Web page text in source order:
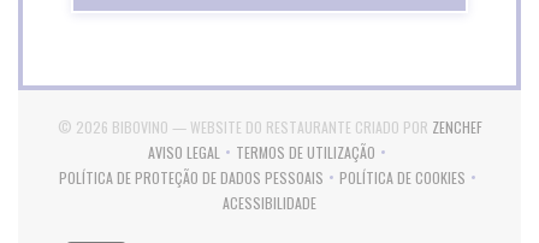
© 2026 BIBOVINO — WEBSITE DO RESTAURANTE CRIADO POR ZENCHEF((ABRE
AVISO LEGAL
((ABRE NUMA NOVA JANELA))
TERMOS DE UTILIZAÇÃO
((ABRE NUMA NOVA JANELA))
POLÍTICA DE PROTEÇÃO DE DADOS PESSOAIS
((ABRE NUMA NOVA JANELA))
POLÍTICA DE COOKIES
((ABRE NUMA NOVA
ACESSIBILIDADE
((ABRE NUMA NOVA JANELA))